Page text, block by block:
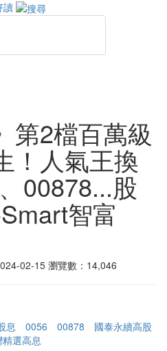
讀
第2檔百萬級
！人氣王換
00878...股
智富
02-15 瀏覽數：14,046
息 0056 00878
國泰永續高股
選高息